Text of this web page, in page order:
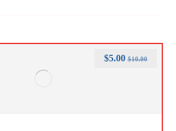
$10.00
$5.00